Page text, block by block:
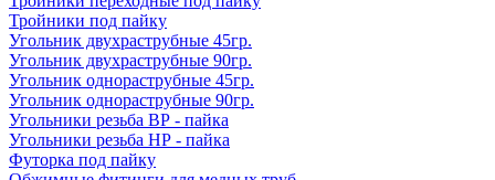
Тройники под пайку
Угольник двухраструбные 45гр.
Угольник двухраструбные 90гр.
Угольник однораструбные 45гр.
Угольник однораструбные 90гр.
Угольники резьба ВР - пайка
Угольники резьба НР - пайка
Футорка под пайку